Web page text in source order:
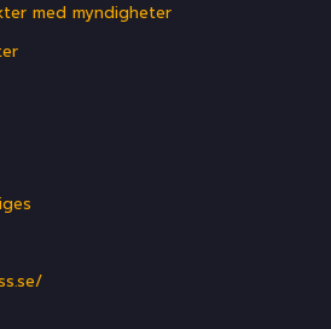
med myndigheter